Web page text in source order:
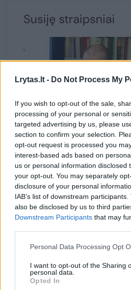
Lrytas.lt - Do Not Process My
If you wish to opt-out of the sale,
processing of your personal or
targeted advertising by us, please
section to confirm your selection.
opt-out request is processed you
interest-based ads based on
us or personal information disclosed
your opt-out. You may separately
disclosure of your personal
IAB’s list of downstream
also be disclosed by us to third
Downstream Participants that may
Personal Data Processing Opt
I want to opt-out of the Sharing
personal data.
Opted In
Susiję straipsniai
Valdantieji skeptiški
Skvernelio siūlymų
VSD tirti ir buvusio
A. Martinkaus istoriją
Jam nepritarė viena iš
autorių A. Širinskienė.
kad konservatoriai,